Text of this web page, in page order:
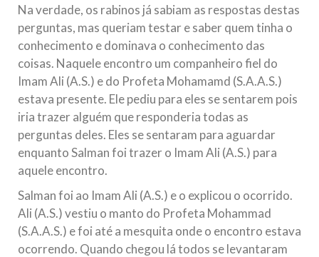
Na verdade, os rabinos já sabiam as respostas destas
perguntas, mas queriam testar e saber quem tinha o
conhecimento e dominava o conhecimento das
coisas. Naquele encontro um companheiro fiel do
Imam Ali (A.S.) e do Profeta Mohamamd (S.A.A.S.)
estava presente. Ele pediu para eles se sentarem pois
iria trazer alguém que responderia todas as
perguntas deles. Eles se sentaram para aguardar
enquanto Salman foi trazer o Imam Ali (A.S.) para
aquele encontro.
Salman foi ao Imam Ali (A.S.) e o explicou o ocorrido.
Ali (A.S.) vestiu o manto do Profeta Mohammad
(S.A.A.S.) e foi até a mesquita onde o encontro estava
ocorrendo. Quando chegou lá todos se levantaram